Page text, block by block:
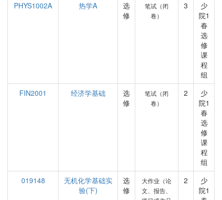
PHYS1002A
热学A
选
修
笔试（闭
卷）
3
少
院1
春
选
修
课
程
组
FIN2001
经济学基础
选
修
笔试（闭
卷）
2
少
院1
春
选
修
课
程
组
019148
无机化学基础实
验(下)
选
修
大作业（论
文、报告、
2
少
院1